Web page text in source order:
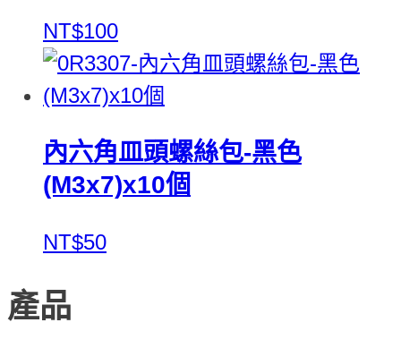
NT$100
內六角皿頭螺絲包-黑色
(M3x7)x10個
NT$50
產品